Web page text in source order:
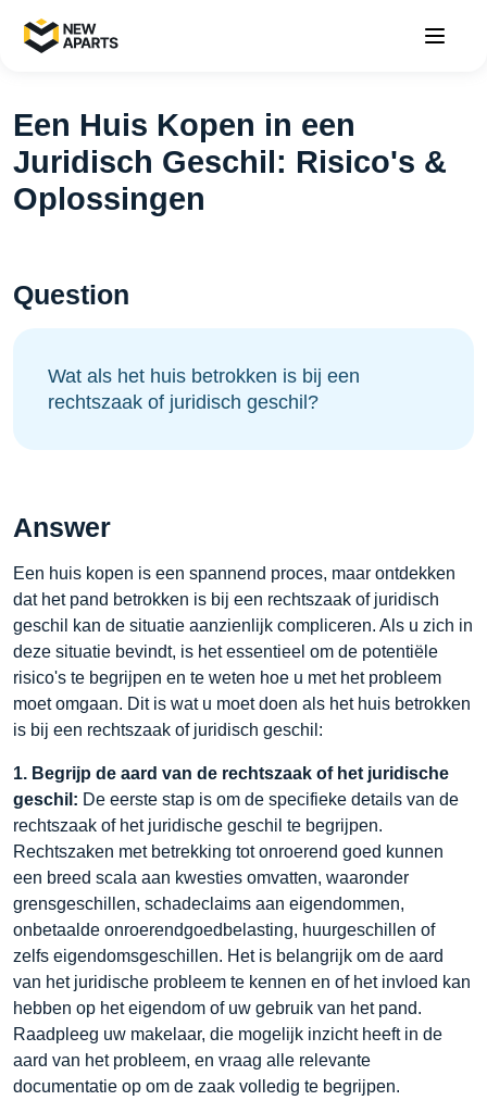
Een Huis Kopen in een
Juridisch Geschil: Risico's &
Oplossingen
Question
Wat als het huis betrokken is bij een
rechtszaak of juridisch geschil?
Answer
Een huis kopen is een spannend proces, maar ontdekken
dat het pand betrokken is bij een rechtszaak of juridisch
geschil kan de situatie aanzienlijk compliceren. Als u zich in
deze situatie bevindt, is het essentieel om de potentiële
risico's te begrijpen en te weten hoe u met het probleem
moet omgaan. Dit is wat u moet doen als het huis betrokken
is bij een rechtszaak of juridisch geschil:
1. Begrijp de aard van de rechtszaak of het juridische
geschil: De eerste stap is om de specifieke details van de
rechtszaak of het juridische geschil te begrijpen.
Rechtszaken met betrekking tot onroerend goed kunnen
een breed scala aan kwesties omvatten, waaronder
grensgeschillen, schadeclaims aan eigendommen,
onbetaalde onroerendgoedbelasting, huurgeschillen of
zelfs eigendomsgeschillen. Het is belangrijk om de aard
van het juridische probleem te kennen en of het invloed kan
hebben op het eigendom of uw gebruik van het pand.
Raadpleeg uw makelaar, die mogelijk inzicht heeft in de
aard van het probleem, en vraag alle relevante
documentatie op om de zaak volledig te begrijpen.